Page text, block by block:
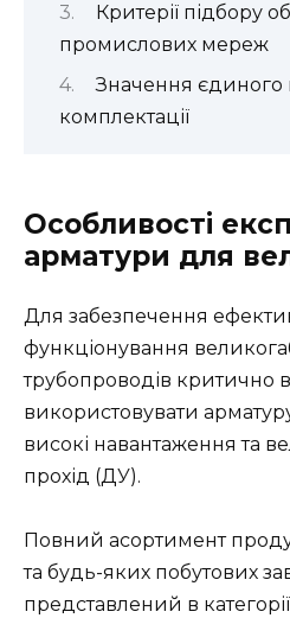
Критерії підбору
промислових мереж
Значення єдиного
комплектації
Особливості
арматури для
Для забезпечення
функціонування
трубопроводів критично
використовувати
високі навантаження та
прохід (ДУ).
Повний асортимент
та будь-яких побутових
представлений в категорії